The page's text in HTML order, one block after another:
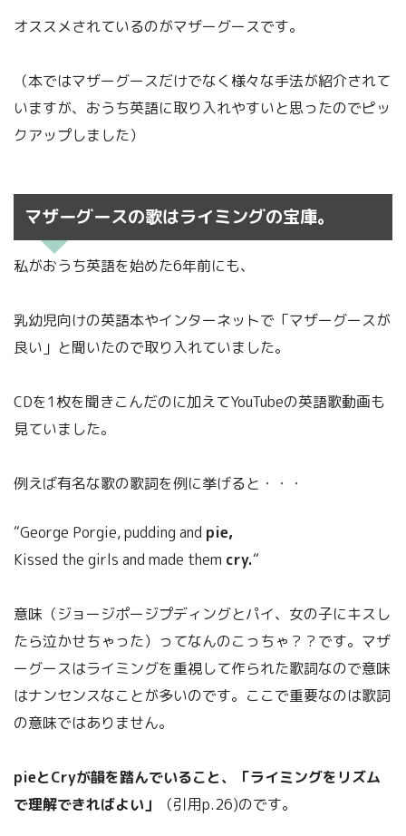
オススメされているのがマザーグースです。
（本ではマザーグースだけでなく様々な手法が紹介されて
いますが、おうち英語に取り入れやすいと思ったのでピッ
クアップしました）
マザーグースの歌はライミングの宝庫。
私がおうち英語を始めた6年前にも、
乳幼児向けの英語本やインターネットで「マザーグースが
良い」と聞いたので取り入れていました。
CDを1枚を聞きこんだのに加えてYouTubeの英語歌動画も
見ていました。
例えば有名な歌の歌詞を例に挙げると・・・
“George Porgie, pudding and pie,
Kissed the girls and made them cry.“
意味（ジョージポージプディングとパイ、女の子にキスし
たら泣かせちゃった）ってなんのこっちゃ？？です。マザ
ーグースはライミングを重視して作られた歌詞なので意味
はナンセンスなことが多いのです。ここで重要なのは歌詞
の意味ではありません。
pieとCryが韻を踏んでいること、「ライミングをリズム
で理解できればよい」
（引用p.26)のです。